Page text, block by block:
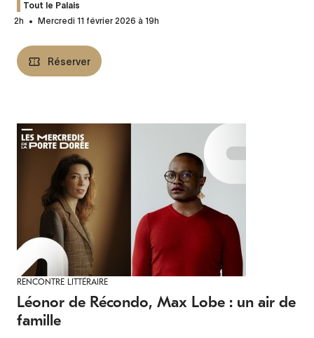
Tout le Palais
2h
Mercredi 11 février 2026 à 19h
Réserver
RENCONTRE LITTÉRAIRE
Léonor de Récondo, Max Lobe : un air de
famille